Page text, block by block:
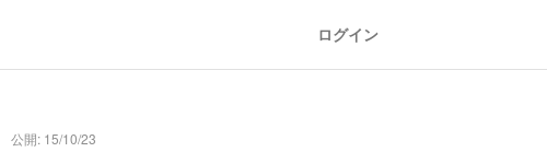
ログイン
公開: 15/10/23